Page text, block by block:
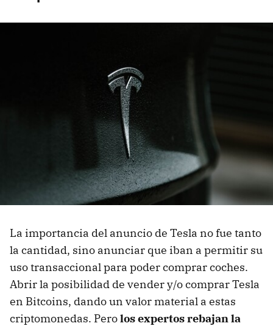
La importancia del anuncio de Tesla no fue tanto
la cantidad, sino anunciar que iban a permitir su
uso transaccional para poder comprar coches.
Abrir la posibilidad de vender y/o comprar Tesla
en Bitcoins, dando un valor material a estas
criptomonedas. Perolos expertos rebajan la